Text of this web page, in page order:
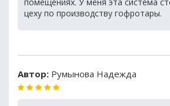
цеху по производству гофротары.
Автор: Румынова Надежда